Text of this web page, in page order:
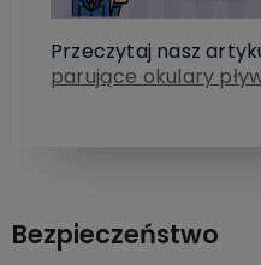
Przeczytaj nasz
parujące okulary
Bezpieczeństwo